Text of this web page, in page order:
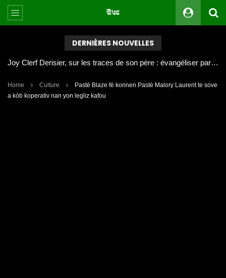
DERNIÈRES NOUVELLES
Joy Clerf Derisier, sur les traces de son père : évangéliser par la musique
Home Culture
Pastè Blaze fè konnen Pastè Malory Laurent te sove
a kòb koperativ nan yon legliz kafou